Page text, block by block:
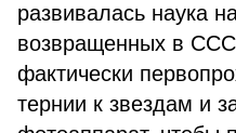
развивалась наука
возвращенных в
фактически
тернии к звездам и